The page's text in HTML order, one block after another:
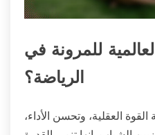
للمرونة في
الرياضة؟
العقلية، وتحسن الأداء،